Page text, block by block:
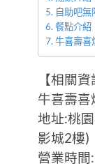
自助吧無
餐點介紹
牛喜壽喜
【相關資
牛喜壽喜
地址:桃
影城2樓)
營業時